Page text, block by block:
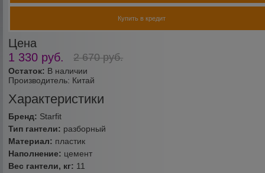
Остаток: В наличии
Производитель: Китай
Характеристики
Бренд: Starfit
Тип гантели: разборный
Материал: пластик
Наполнение: цемент
Вес гантели, кг: 11
Цена
2 670 руб.
1 330 руб.
Купить в кредит